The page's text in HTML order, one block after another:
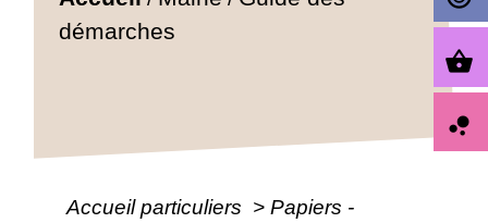
démarches
Accueil particuliers > Papiers -
shopping_basket
bubble_chart